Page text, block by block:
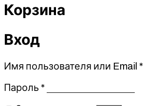
Корзина
Вход
Имя пользователя или Email *
Пароль *Обязательно